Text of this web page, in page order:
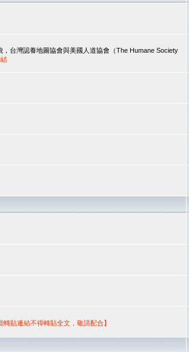
台灣認養地圖協會與美國人道協會（The Humane Society
貼連結不得轉貼全文，敬請配合】